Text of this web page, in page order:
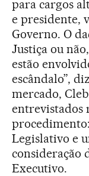
para cargos
e presidente,
Governo. O
Justiça ou
estão
escândalo”,
mercado,
entrevistados
Legislativo e
consideração
Executivo.